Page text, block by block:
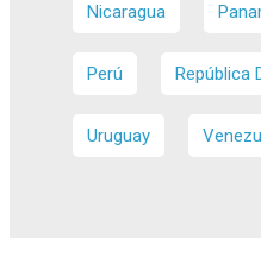
Nicaragua
Perú República
Uruguay